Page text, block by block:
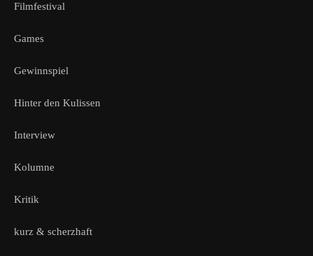
Filmfestival
Games
Gewinnspiel
Hinter den Kulissen
Interview
Kolumne
Kritik
kurz & scherzhaft